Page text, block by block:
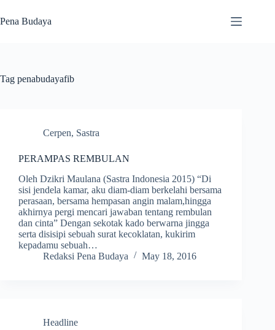
to
content
Pena Budaya
Tag penabudayafib
Cerpen, Sastra
PERAMPAS REMBULAN
Oleh Dzikri Maulana (Sastra Indonesia 2015) “Di
sisi jendela kamar, aku diam-diam berkelahi bersama
perasaan, bersama hempasan angin malam,hingga
akhirnya pergi mencari jawaban tentang rembulan
dan cinta” Dengan sekotak kado berwarna jingga
serta disisipi sebuah surat kecoklatan, kukirim
kepadamu sebuah…
Redaksi Pena Budaya
May 18, 2016
Headline